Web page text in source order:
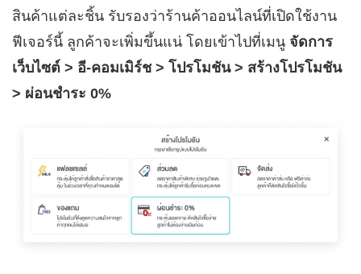
สินค้าแต่ละชิ้น รับรองว่าร้านค้าออนไลน์ที่เปิดใช้งาน
ฟีเจอร์นี้ ลูกค้าจะเพิ่มขึ้นแน่ โดยเข้าไปที่เมนู จัดการ
เว็บไซต์ > อี-คอมเมิร์ช > โปรโมชัน > สร้างโปรโมชัน
> ผ่อนชำระ 0%